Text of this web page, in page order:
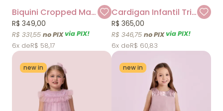
Biquini Cropped Manga Longa Giovana Siri Kids
R$ 331,55 via PIX!
R$ 349,00
6x R$ 58,17
Cardigan Infantil Tricot Um mais Um
R$ 346,75 via PIX!
R$ 365,00
6x R$ 60,83
new in new in